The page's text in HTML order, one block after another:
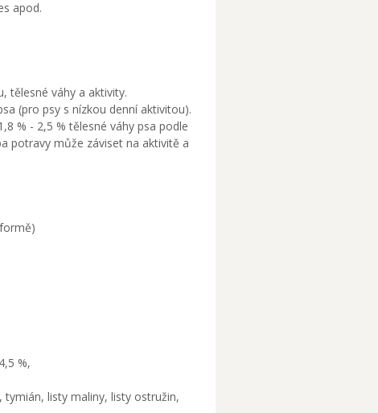
apod.
tělesné váhy a aktivity.
(pro psy s nízkou denní aktivitou).
% - 2,5 % tělesné váhy psa podle
potravy může záviset na aktivitě a
%,
listy maliny, listy ostružin,